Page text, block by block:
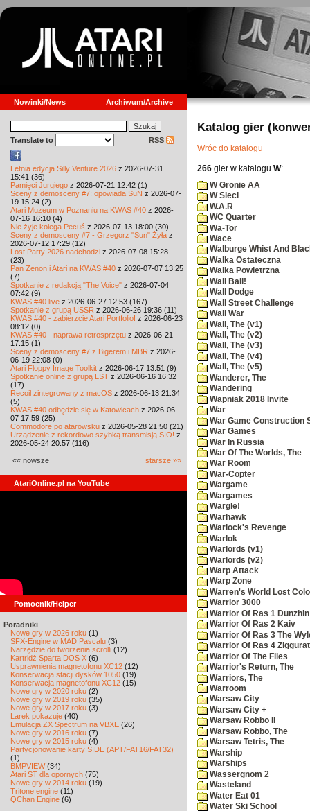
Nowinki/News Archiwum/Archive
Translate to RSS
Letnia edycja Silly Venture 2026 z 2026-07-31
15:41 (36)
Pamięci Jurgiego z 2026-07-21 12:42 (1)
Sceny z demosceny #7: opowiada SuN z 2026-07-
19 15:24 (2)
Atari Muzeum w Poznaniu na KWAS #40 z 2026-
07-16 16:10 (4)
Nie żyje kolega Pecuś z 2026-07-13 18:00 (30)
Sceny z demosceny #7 - Grzegorz "Sun" Żyła z
2026-07-12 17:29 (12)
Lost Party 2026 nadchodzi z 2026-07-08 15:28
(23)
Pan Zenon i Atari na KWAS #40 z 2026-07-07 13:25
(7)
Spotkanie z redakcją "The Voice" z 2026-07-04
07:42 (9)
KWAS #40 live z 2026-06-27 12:53 (167)
Spotkanie z grupą USSR z 2026-06-26 19:36 (11)
KWAS #40 - zabierzcie Atari Portfolio! z 2026-06-23
08:12 (0)
KWAS #40 - naprawa retrosprzętu z 2026-06-21
17:15 (1)
Sceny z demosceny #7 z Bigerem i MBR z 2026-
06-19 22:08 (0)
Atari Floppy Image Toolkit z 2026-06-17 13:51 (9)
Spotkanie online z grupą LST z 2026-06-16 16:32
(17)
Recoil zintegrowany z macOS z 2026-06-13 21:34
(5)
KWAS #40 odbędzie się w Katowicach z 2026-06-
07 17:59 (25)
Commodore po atarowsku z 2026-05-28 21:50 (21)
Urządzenie z rekordowo szybką transmisją SIO! z
2026-05-24 20:57 (116)
«« nowsze starsze »»
AtariOnline.pl na YouTube
Pomocnik/Helper
Poradniki
Nowe gry w 2026 roku (1)
SFX-Engine w MAD Pascalu (3)
Narzędzie do tworzenia scrolli (12)
Kartridż Sparta DOS X (6)
Usprawnienia magnetofonu XC12 (12)
Konserwacja stacji dysków 1050 (19)
Konserwacja magnetofonu XC12 (15)
Nowe gry w 2020 roku (2)
Nowe gry w 2019 roku (35)
Nowe gry w 2017 roku (3)
Larek pokazuje (40)
Emulacja ZX Spectrum na VBXE (26)
Nowe gry w 2016 roku (7)
Nowe gry w 2015 roku (4)
Partycjonowanie karty SIDE (APT/FAT16/FAT32)
(1)
BMPVIEW(34)
Atari ST dla opornych (75)
Nowe gry w 2014 roku (19)
Tritone engine (11)
QChan Engine (6)
Katalog gier
Wróc do katalogu
266 gier w katalogu W:
W Gronie AA
W Sieci
W.A.R
WC Quarter
Wa-Tor
Wace
Walburge Whist And
Walka Ostateczna
Walka Powietrzna
Wall Ball!
Wall Dodge
Wall Street Challenge
Wall War
Wall, The (v1)
Wall, The (v2)
Wall, The (v3)
Wall, The (v4)
Wall, The (v5)
Wanderer, The
Wandering
Wapniak 2018 Invite
War
War Game Construction
War Games
War In Russia
War Of The Worlds, The
War Room
War-Copter
Wargame
Wargames
Wargle!
Warhawk
Warlock's Revenge
Warlok
Warlords (v1)
Warlords (v2)
Warp Attack
Warp Zone
Warren's World Lost
Warrior 3000
Warrior Of Ras 1 Dunzhin
Warrior Of Ras 2 Kaiv
Warrior Of Ras 3 The
Warrior Of Ras 4 Ziggurat
Warrior Of The Flies
Warrior's Return, The
Warriors, The
Warroom
Warsaw City
Warsaw City +
Warsaw Robbo II
Warsaw Robbo, The
Warsaw Tetris, The
Warship
Warships
Wassergnom 2
Wasteland
Water Eat 01
Water Ski School